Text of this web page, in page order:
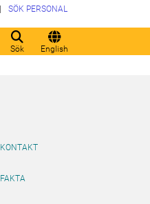
Sök English
SÖK PERSONAL
KONTAKT
FAKTA